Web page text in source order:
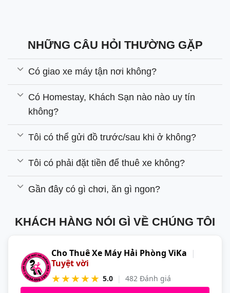
NHỮNG CÂU HỎI THƯỜNG GẶP
Có giao xe máy tận nơi không?
Có Homestay, Khách Sạn nào nào uy tín
không?
Tôi có thể gửi đồ trước/sau khi ở không?
Tôi có phải đặt tiền để thuê xe không?
Gần đây có gì chơi, ăn gì ngon?
KHÁCH HÀNG NÓI GÌ VỀ CHÚNG TÔI
Cho Thuê Xe Máy Hải Phòng ViKa |
Tuyệt vời
★★★★★ 5.0 | 482 Đánh giá